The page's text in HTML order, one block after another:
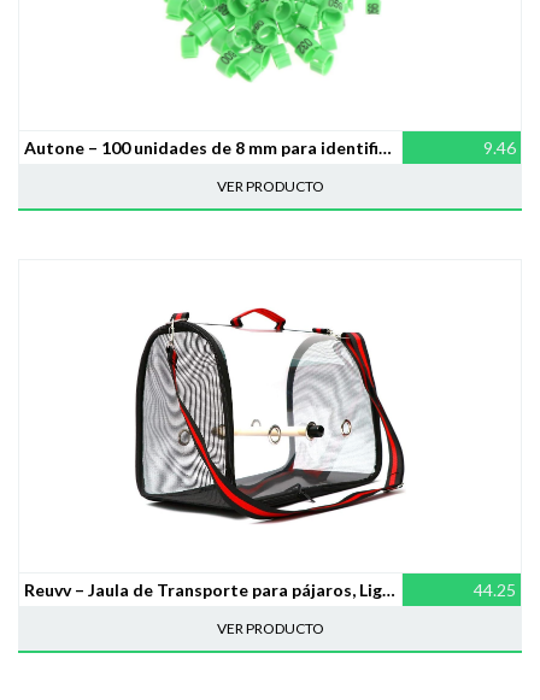
Autone – 100 unidades de 8 mm para identificación de pájaros y anillas, suministros de entrenamiento de pigeón 9.46
VER PRODUCTO
Reuvv – Jaula de Transporte para pájaros, Ligera, Transparente, PVC, Transpirable, Bolsa de Viaje para Mascotas 44.25
VER PRODUCTO